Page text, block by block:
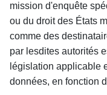
mission d'enquête
ou du droit des États
comme des
par lesdites autorités
législation applicable
données, en fonction